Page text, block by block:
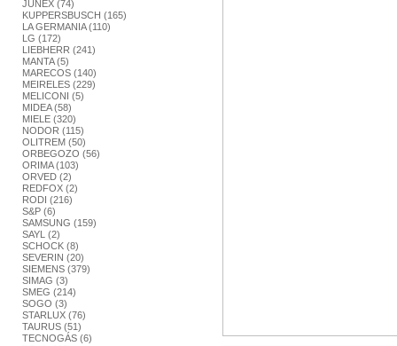
JUNEX (74)
KUPPERSBUSCH (165)
LA GERMANIA (110)
LG (172)
LIEBHERR (241)
MANTA (5)
MARECOS (140)
MEIRELES (229)
MELICONI (5)
MIDEA (58)
MIELE (320)
NODOR (115)
OLITREM (50)
ORBEGOZO (56)
ORIMA (103)
ORVED (2)
REDFOX (2)
RODI (216)
S&P (6)
SAMSUNG (159)
SAYL (2)
SCHOCK (8)
SEVERIN (20)
SIEMENS (379)
SIMAG (3)
SMEG (214)
SOGO (3)
STARLUX (76)
TAURUS (51)
TECNOGÁS (6)